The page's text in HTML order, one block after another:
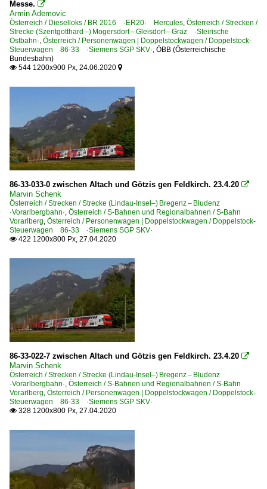
Messe. 
Armin Ademovic
Österreich / Dieselloks / BR 2016 ·ER20· Hercules, Österreich / Strecken /
Strecke (Szentgotthard –) Mogersdorf – Gleisdorf – Graz ·Steirische
Ostbahn·, Österreich / Personenwagen | Doppelstockwagen / Doppelstock-
Steuerwagen 86-33 ·Siemens SGP SKV·, ÖBB (Österreichische
Bundesbahn)
 544 1200x900 Px, 24.06.2020 
86-33-033-0 zwischen Altach und Götzis gen Feldkirch. 23.4.20 
Marvin Schenk
Österreich / Strecken / Strecke (Lindau-Insel–) Bregenz – Bludenz
·Vorarlbergbahn·, Österreich / S-Bahnen und Regionalbahnen / S-Bahn
Vorarlberg, Österreich / Personenwagen | Doppelstockwagen / Doppelstock-
Steuerwagen 86-33 ·Siemens SGP SKV·
 422 1200x800 Px, 27.04.2020
86-33-022-7 zwischen Altach und Götzis gen Feldkirch. 23.4.20 
Marvin Schenk
Österreich / Strecken / Strecke (Lindau-Insel–) Bregenz – Bludenz
·Vorarlbergbahn·, Österreich / S-Bahnen und Regionalbahnen / S-Bahn
Vorarlberg, Österreich / Personenwagen | Doppelstockwagen / Doppelstock-
Steuerwagen 86-33 ·Siemens SGP SKV·
 328 1200x800 Px, 27.04.2020